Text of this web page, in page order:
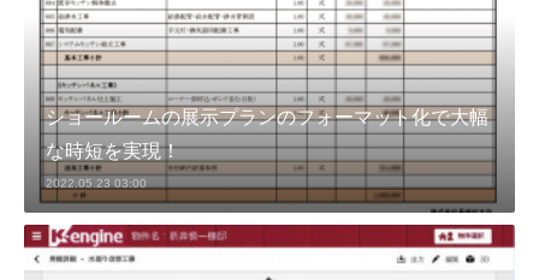
ショールームの展示プランのフォーマット化で大幅
な時短を実現！
2022.05.23 03:00